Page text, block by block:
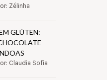
Zélinha
GLÚTEN:
Claudia Sofia